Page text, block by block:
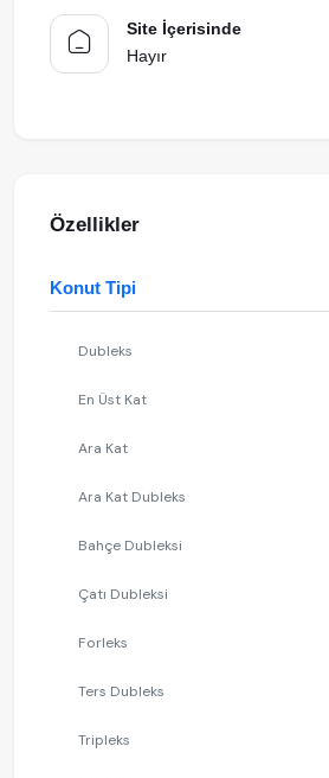
Site İçerisinde
Hayır
Özellikler
Konut Tipi
Dubleks
En Üst Kat
Ara Kat
Ara Kat Dubleks
Bahçe Dubleksi
Çatı Dubleksi
Forleks
Ters Dubleks
Tripleks